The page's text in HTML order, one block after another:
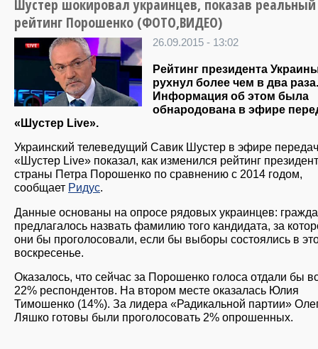
Шустер шокировал украинцев, показав реальный
рейтинг Порошенко (ФОТО,ВИДЕО)
26.09.2015 - 13:02
Рейтинг президента
рухнул более чем в два раза.
Информация об этом была
обнародована в эфире
«Шустер Live».
Украинский телеведущий Савик Шустер в эфире
«Шустер Live» показал, как изменился рейтинг
страны Петра Порошенко по сравнению с 2014 годом,
сообщает Ридус.
Данные основаны на опросе рядовых украинцев:
предлагалось назвать фамилию того кандидата, за
они бы проголосовали, если бы выборы состоялись в
воскресенье.
Оказалось, что сейчас за Порошенко голоса отдали бы
22% респондентов. На втором месте оказалась Юлия
Тимошенко (14%). За лидера «Радикальной партии»
Ляшко готовы были проголосовать 2% опрошенных.